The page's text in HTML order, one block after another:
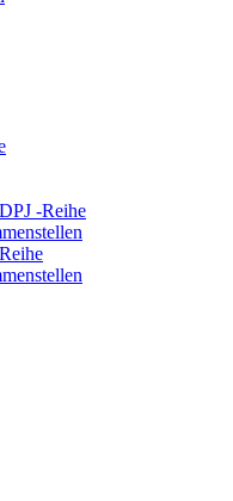
-Reihe